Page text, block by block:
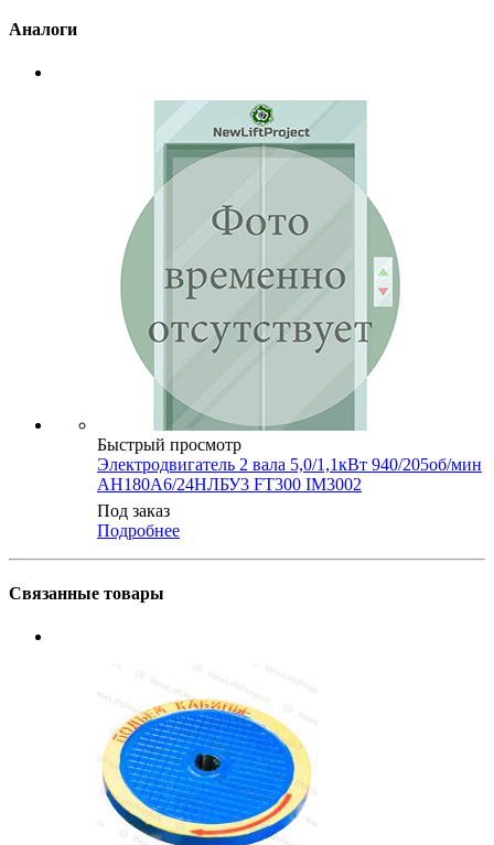
Аналоги
Быстрый просмотр
Электродвигатель 2 вала 5,0/1,1кВт 940/205об/мин
АН180А6/24НЛБУ3 FT300 IM3002
Под заказ
Подробнее
Связанные товары